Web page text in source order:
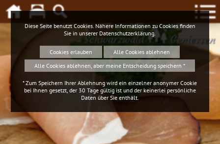
Schwarzwald Geniessen
Diese Seite benutzt Cookies. Nähere Informationen zu Cookies finden
Sie in unserer Datenschutzerklärung
Cookies erlauben
Alle Cookies ablehnen
Alle Cookies ablehnen, aber meine Entscheidung speichern *
* Zum Speichern Ihrer Ablehnung wird ein einzelner anonymer Cookie
bei Ihnen gesetzt, der 30 Tage gültig ist und der keinerlei persönliche
Daten über Sie enthält.